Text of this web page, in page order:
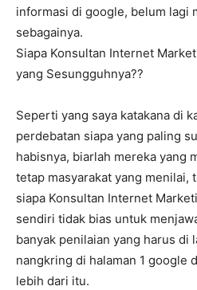
informasi di google, belum lagi
sebagainya.
Siapa Konsultan Internet
yang Sesungguhnya??
Seperti yang saya katakana di
perdebatan siapa yang paling
habisnya, biarlah mereka yang
tetap masyarakat yang menilai,
siapa Konsultan Internet
sendiri tidak bias untuk
banyak penilaian yang harus di
nangkring di halaman 1 google
lebih dari itu.